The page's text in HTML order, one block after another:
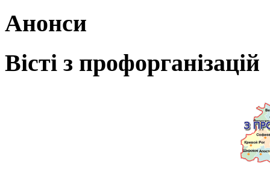
Анонси
Вісті з профорганізацій